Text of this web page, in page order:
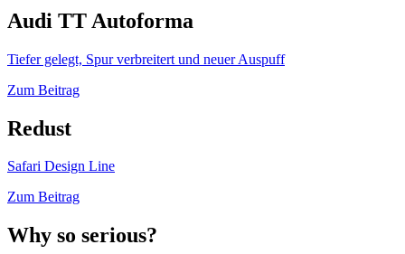
Audi TT Autoforma
Tiefer gelegt, Spur verbreitert und neuer Auspuff
Zum Beitrag
Redust
Safari Design Line
Zum Beitrag
Why so serious?